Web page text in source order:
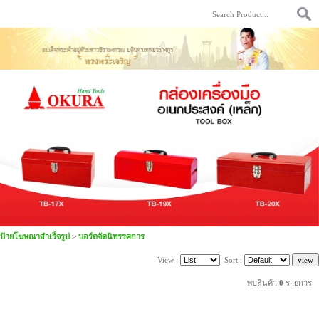
ป้ายโฆษณาสำเร็จรูป > บอร์ดจัดนิทรรศการ
View : Sort :
พบสินค้า 0 รายการ